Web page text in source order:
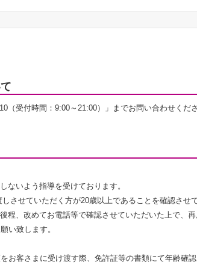
受付時間：9:00～21:00）」までお問い合わせくださ
ないよう指導を受けております。
させていただく方が20歳以上であることを確認させ
、改めてお電話等で確認させていただいた上で、再
い致します。
お客さまに受け渡す際、免許証等の書類にて年齢確認